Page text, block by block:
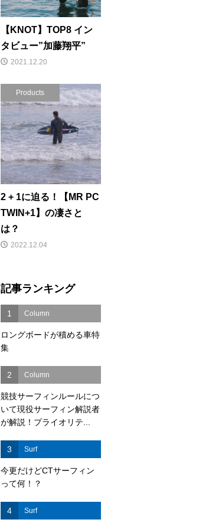
【KNOT】TOP8 イン
タビュー”加藤翔平”
2021.12.20
Products
2 + 1に迫る！【MR PC
TWIN+1】の凄さと
は？
2022.12.04
記事ランキング
1 Column
ロングボードが積める車特
集
2 Column
競技サーフィンルールにつ
いて現役サーフィン解説者
が解説！プライオリテ...
3 Surf
今更だけどCTサーフィン
って何！？
4 Surf